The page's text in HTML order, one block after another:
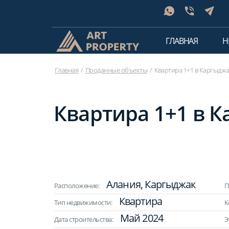
ГЛАВНАЯ
Главная Проданные объекты Квартира 1+1 в
Квартира 1+1 в
Расположение: Алания, Каргыджак
Тип недвижимости:
Квартира
Дата строительства:
Май 2024